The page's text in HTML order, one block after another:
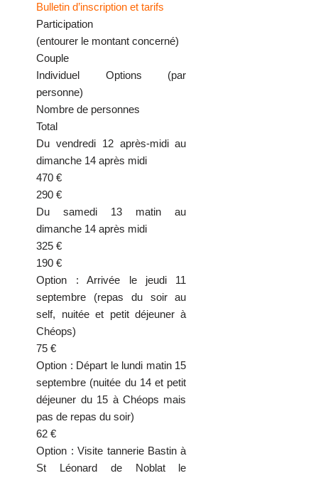
Bulletin d’inscription et tarifs
Participation
(entourer le montant concerné)
Couple
Individuel Options (par
personne)
Nombre de personnes
Total
Du vendredi 12 après-midi au
dimanche 14 après midi
470 €
290 €
Du samedi 13 matin au
dimanche 14 après midi
325 €
190 €
Option : Arrivée le jeudi 11
septembre (repas du soir au
self, nuitée et petit déjeuner à
Chéops)
75 €
Option : Départ le lundi matin 15
septembre (nuitée du 14 et petit
déjeuner du 15 à Chéops mais
pas de repas du soir)
62 €
Option : Visite tannerie Bastin à
St Léonard de Noblat le